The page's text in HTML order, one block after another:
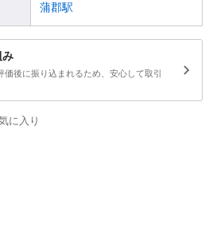
蒲郡駅
み
価後に振り込まれるため、安心して取引
に入り